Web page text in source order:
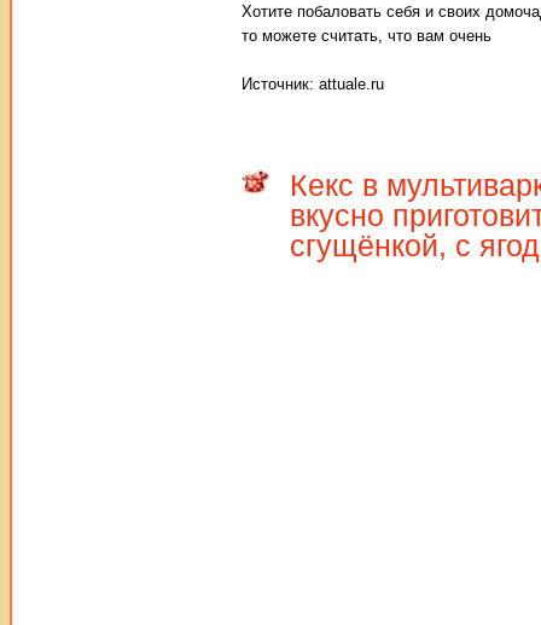
Хотите побаловать себя и своих
то можете считать, что вам очень
Источник: attuale.ru
Кекс в
вкусно
сгущёнкой, с